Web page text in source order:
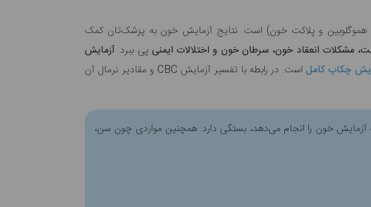
و پلاکت‌ خون) است. نتایج آزمایش خون به پزشک‌تان کمک
مشکلات انعقاد خون، سرطان خون و اختلالات ایمنی پی ببرد. آزمایش
چکاپ کامل
است. در رابطه با تفسیر آزمایش CBC و مقادیر نرمال آن
آزمایش خون را انجام می‌دهد، بستگی دارد. همچنین مواردی چون سن،